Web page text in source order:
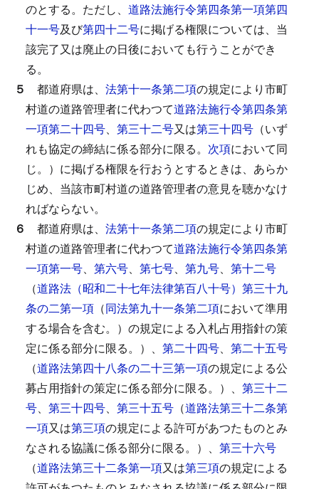
のとする。 ただし、 道路法施行令第四条第一項第四
十一号及び第四十二号に掲げる権限については、当
該完了又は廃止の日後においても行うことができ
る。
５ 都道府県は、 法第十一条第二項の規定により市町
村道の道路管理者に代わつて道路法施行令第四条第
一項第二十四号、 第三十二号又は第三十四号 （いず
れも協定の締結に係る部分に限る。 次項において同
じ。）に掲げる権限を行おうとするときは、あらか
じめ、当該市町村道の道路管理者の意見を聴かなけ
ればならない。
６ 都道府県は、 法第十一条第二項の規定により市町
村道の道路管理者に代わつて道路法施行令第四条第
一項第一号、 第六号、 第七号、 第九号、 第十二号
（道路法（昭和二十七年法律第百八十号）第三十九
条の二第一項 （同法第九十一条第二項において準用
する場合を含む。）の規定による入札占用指針の策
定に係る部分に限る。）、 第二十四号、 第二十五号
（道路法第四十八条の二十三第一項の規定による公
募占用指針の策定に係る部分に限る。）、 第三十二
号、 第三十四号、 第三十五号 （道路法第三十二条第
一項又は第三項の規定による許可があつたものとみ
なされる協議に係る部分に限る。）、 第三十六号
（道路法第三十二条第一項又は第三項の規定による